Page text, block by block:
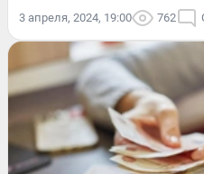
3 апреля, 2024, 19:00 762